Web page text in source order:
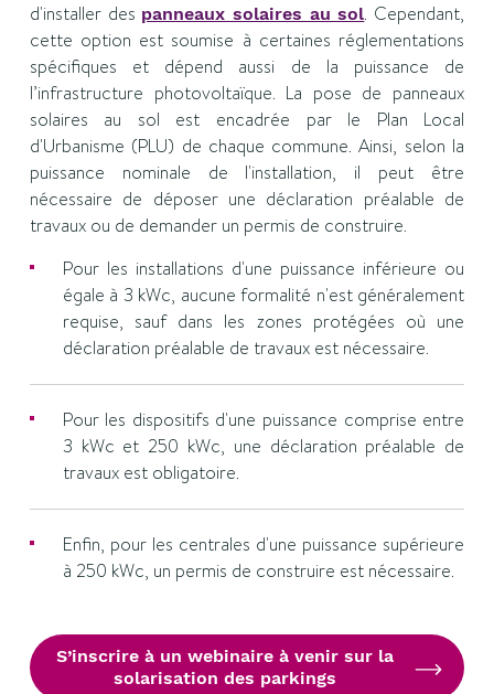
d'installer des panneaux solaires au sol. Cependant,
cette option est soumise à certaines réglementations
spécifiques et dépend aussi de la puissance de
l’infrastructure photovoltaïque. La pose de panneaux
solaires au sol est encadrée par le Plan Local
d'Urbanisme (PLU) de chaque commune. Ainsi, selon la
puissance nominale de l'installation, il peut être
nécessaire de déposer une déclaration préalable de
travaux ou de demander un permis de construire.
Pour les installations d'une puissance inférieure ou
égale à 3 kWc, aucune formalité n'est généralement
requise, sauf dans les zones protégées où une
déclaration préalable de travaux est nécessaire.
Pour les dispositifs d'une puissance comprise entre
3 kWc et 250 kWc, une déclaration préalable de
travaux est obligatoire.
Enfin, pour les centrales d'une puissance supérieure
à 250 kWc, un permis de construire est nécessaire.
S’inscrire à un webinaire à venir sur la
solarisation des parkings